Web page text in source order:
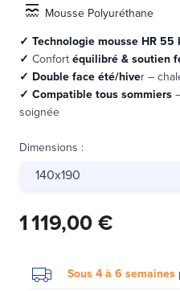
Mousse Polyuréthane
✓ Technologie mousse HR 55
✓ Confortéquilibré & soutien
✓ Double face été/hiver –
✓ Compatible tous sommiers
soignée
Dimensions :
140x190
1 119,00 €
Sous 4 à 6 semaines